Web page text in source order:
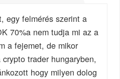
egy felmérés szerint a
70%a nem tudja mi az a
a fejemet, de mikor
trader hungaryben,
hogy milyen dolog